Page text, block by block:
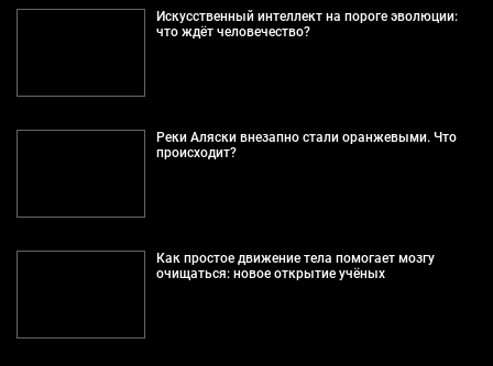
Искусственный интеллект на пороге эволюции:
что ждёт человечество?
Реки Аляски внезапно стали оранжевыми. Что
происходит?
Как простое движение тела помогает мозгу
очищаться: новое открытие учёных